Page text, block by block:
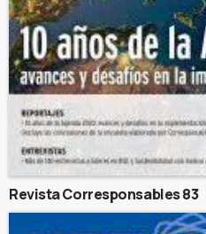
Revista Corresponsables 83